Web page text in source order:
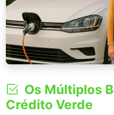
Os Múltiplos
Crédito Verde